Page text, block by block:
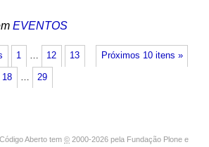
EVENTOS
Próximos 10 itens »
1 … 12 13
18 … 29
Aberto tem © 2000-2026 pela Fundação Plone e